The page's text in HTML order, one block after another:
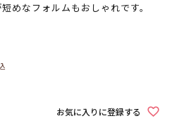
めなフォルムもおしゃれです。
お気に入りに登録する